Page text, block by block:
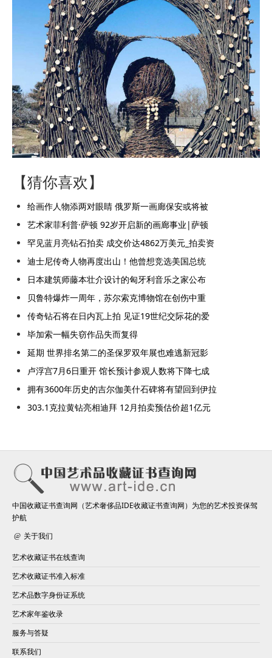
【猜你喜欢】
给画作人物添两对眼睛 俄罗斯一画廊保安或将被
艺术家菲利普·萨顿 92岁开启新的画廊事业|萨顿
罕见蓝月亮钻石拍卖 成交价达4862万美元_拍卖资
迪士尼传奇人物再度出山！他曾想竞选美国总统
日本建筑师藤本壮介设计的匈牙利音乐之家公布
贝鲁特爆炸一周年，苏尔索克博物馆在创伤中重
传奇钻石将在日内瓦上拍 见证19世纪交际花的爱
毕加索一幅失窃作品失而复得
延期 世界排名第二的圣保罗双年展也难逃新冠影
卢浮宫7月6日重开 馆长预计参观人数将下降七成
拥有3600年历史的吉尔伽美什石碑将有望回到伊拉
303.1克拉黄钻亮相迪拜 12月拍卖预估价超1亿元
中国收藏证书查询网（艺术奢侈品IDE收藏证书查询网）为您的艺术投资保驾
护航
关于我们
艺术收藏证书在线查询
艺术收藏证书准入标准
艺术品数字身份证系统
艺术家年鉴收录
服务与答疑
联系我们